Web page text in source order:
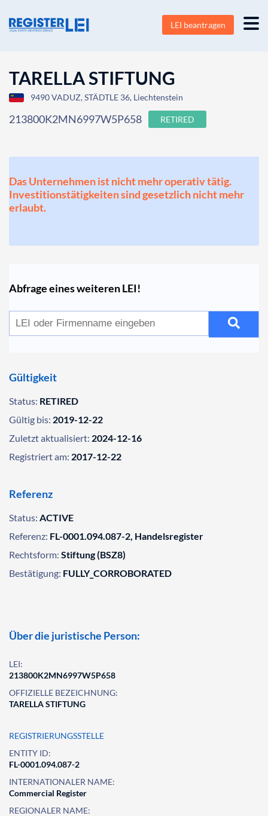
LEI beantragen
TARELLA STIFTUNG
9490 VADUZ, STÄDTLE 36, Liechtenstein
213800K2MN6997W5P658 RETIRED
Das Unternehmen ist nicht mehr operativ tätig.
Investitionstätigkeiten sind gesetzlich nicht mehr
erlaubt.
Abfrage eines weiteren LEI!
Gültigkeit
Status: RETIRED
Gültig bis: 2019-12-22
Zuletzt aktualisiert: 2024-12-16
Registriert am: 2017-12-22
Referenz
Status: ACTIVE
Referenz: FL-0001.094.087-2, Handelsregister
Rechtsform: Stiftung (BSZ8)
Bestätigung: FULLY_CORROBORATED
Über die juristische Person:
LEI:
213800K2MN6997W5P658
OFFIZIELLE BEZEICHNUNG:
TARELLA STIFTUNG
REGISTRIERUNGSSTELLE
ENTITY ID:
FL-0001.094.087-2
INTERNATIONALER NAME:
Commercial Register
REGIONALER NAME: